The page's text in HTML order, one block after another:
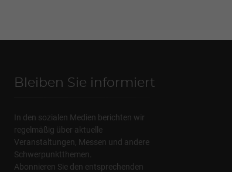
Bleiben Sie informiert
In den sozialen Medien berichten wir
regelmäßig über aktuelle
Veranstaltungen, Messen und andere
Schwerpunktthemen.
Abonnieren Sie den entsprechenden